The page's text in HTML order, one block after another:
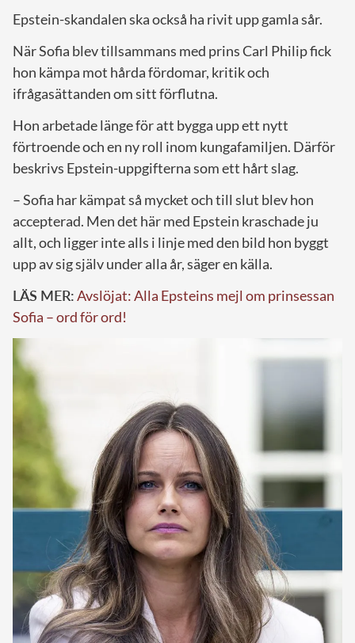
Epstein-skandalen ska också ha rivit upp gamla sår.
När Sofia blev tillsammans med prins Carl Philip fick
hon kämpa mot hårda fördomar, kritik och
ifrågasättanden om sitt förflutna.
Hon arbetade länge för att bygga upp ett nytt
förtroende och en ny roll inom kungafamiljen. Därför
beskrivs Epstein-uppgifterna som ett hårt slag.
– Sofia har kämpat så mycket och till slut blev hon
accepterad. Men det här med Epstein kraschade ju
allt, och ligger inte alls i linje med den bild hon byggt
upp av sig själv under alla år, säger en källa.
LÄS MER:Avslöjat: Alla Epsteins mejl om prinsessan
Sofia – ord för ord!